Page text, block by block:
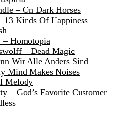
– On Dark Horses
13 Kinds Of Happiness
– Homotopia
– Dead Magic
Wir Alle Anders Sind
Mind Makes Noises
Melody
– God’s Favorite Customer